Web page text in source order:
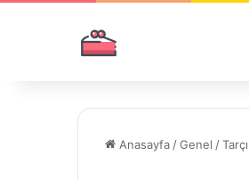
Anasayfa /Genel /